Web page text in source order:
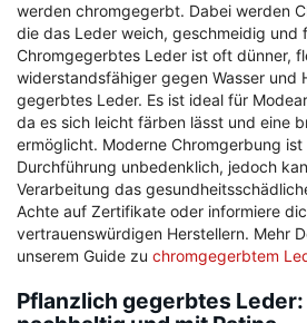
werden chromgegerbt. Dabei werden
die das Leder weich, geschmeidig und
Chromgegerbtes Leder ist oft dünner,
widerstandsfähiger gegen Wasser und
gegerbtes Leder. Es ist ideal für
da es sich leicht färben lässt und eine
ermöglicht. Moderne Chromgerbung
Durchführung unbedenklich, jedoch
Verarbeitung das
Achte auf Zertifikate oder informiere
vertrauenswürdigen Herstellern. Mehr
unserem Guide zu chromgegerbtem
Pflanzlich gegerbtes